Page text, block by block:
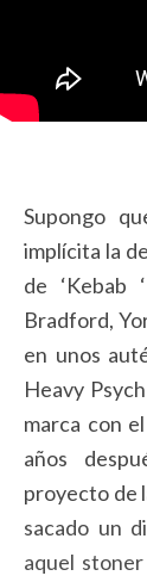
Supongo
implícita la
de ‘Kebab
Bradford,
en unos
Heavy
marca con
años
proyecto de
sacado un
aquel